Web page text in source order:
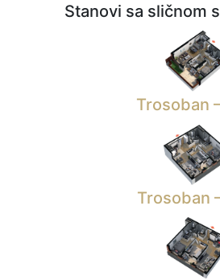
Stanovi sa sličnom
Trosoban
Trosoban